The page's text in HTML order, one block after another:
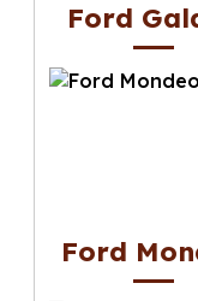
Ford
Ford